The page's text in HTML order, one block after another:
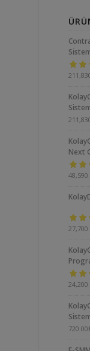
5
Next
5
5
5
4.00
720.00